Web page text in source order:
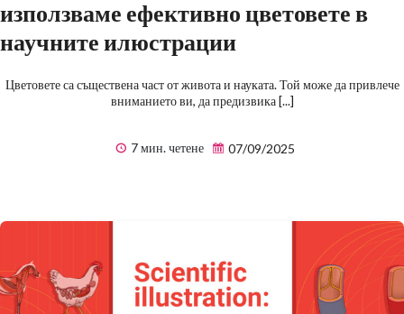
използваме ефективно цветовете в
научните илюстрации
Цветовете са съществена част от живота и науката. Той може да привлече
вниманието ви, да предизвика [...]
7 мин. четене 07/09/2025